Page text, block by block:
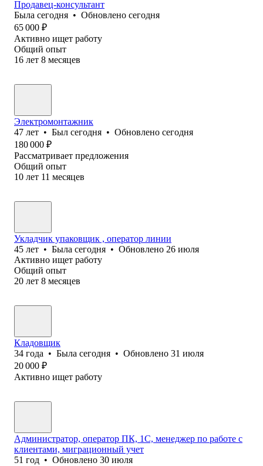
Продавец-консультант
Была сегодня • Обновлено сегодня
65 000 ₽
Активно ищет работу
Общий опыт
16 лет 8 месяцев
Электромонтажник
47 лет • Был сегодня • Обновлено сегодня
180 000 ₽
Рассматривает предложения
Общий опыт
10 лет 11 месяцев
Укладчик упаковщик , оператор линии
45 лет • Была сегодня • Обновлено 26 июля
Активно ищет работу
Общий опыт
20 лет 8 месяцев
Кладовщик
34 года • Была сегодня • Обновлено 31 июля
20 000 ₽
Активно ищет работу
Администратор, оператор ПК, 1С, менеджер по работе с
клиентами, миграционный учет
51 год • Обновлено 30 июля